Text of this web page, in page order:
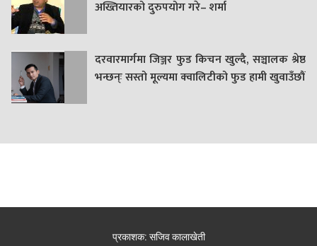
अख्तियारको दुरुपयोग गरे– शर्मा
दरवारमार्गमा जिञ्जर फुड किचन खुल्दै, सञ्चालक श्रेष्ठ
भन्छन्ः सस्तो मूल्यमा क्वालिटीको फुड हामी खुवाउँछौं
प्रकाशक: सजिव कालाखेती